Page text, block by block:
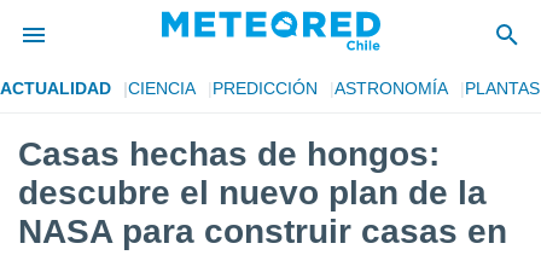
de
por
para
la
ACTUALIDAD CIENCIA PREDICCIÓN ASTRONOMÍA PLANTAS
Casas hechas de hongos:
descubre el nuevo plan de la
NASA para construir casas en